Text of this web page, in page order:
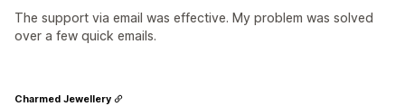
The support via email was effective. My problem was solved
over a few quick emails.
Charmed Jewellery